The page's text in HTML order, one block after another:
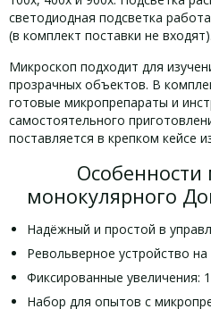
светодиодная подсветка
(в комплект поставки не входят).
Микроскоп подходит для
прозрачных объектов. В
готовые микропрепараты и
самостоятельного
поставляется в крепком кейсе
Особенности
монокулярного
Надёжный и простой в
Револьверное устройство
Фиксированные увеличения:
Набор для опытов с